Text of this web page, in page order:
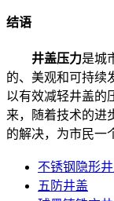
结语
井盖压力是城
的、美观和可持续
以有效减轻井盖的
来，随着技术的进
的解决，为市民一
不锈钢隐形
五防井盖